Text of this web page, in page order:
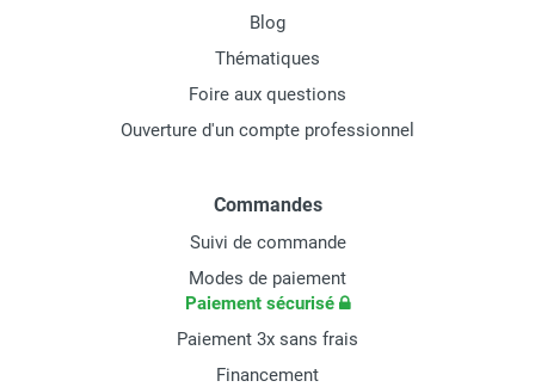
Blog
Thématiques
Foire aux questions
Ouverture d'un compte professionnel
Commandes
Suivi de commande
Modes de paiement
Paiement sécurisé
Paiement 3x sans frais
Financement